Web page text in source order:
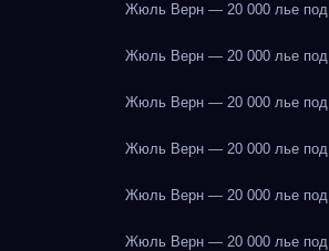
Жюль Верн — 20 000 лье под
Жюль Верн — 20 000 лье под
Жюль Верн — 20 000 лье под
Жюль Верн — 20 000 лье под
Жюль Верн — 20 000 лье под
Жюль Верн — 20 000 лье под